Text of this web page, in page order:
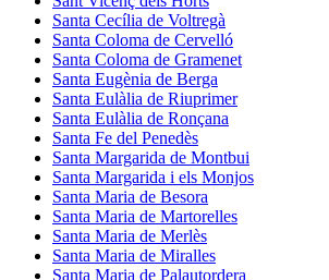
Santa Cecília de Voltregà
Santa Coloma de Cervelló
Santa Coloma de Gramenet
Santa Eugènia de Berga
Santa Eulàlia de Riuprimer
Santa Eulàlia de Ronçana
Santa Fe del Penedès
Santa Margarida de Montbui
Santa Margarida i els Monjos
Santa Maria de Besora
Santa Maria de Martorelles
Santa Maria de Merlès
Santa Maria de Miralles
Santa Maria de Palautordera